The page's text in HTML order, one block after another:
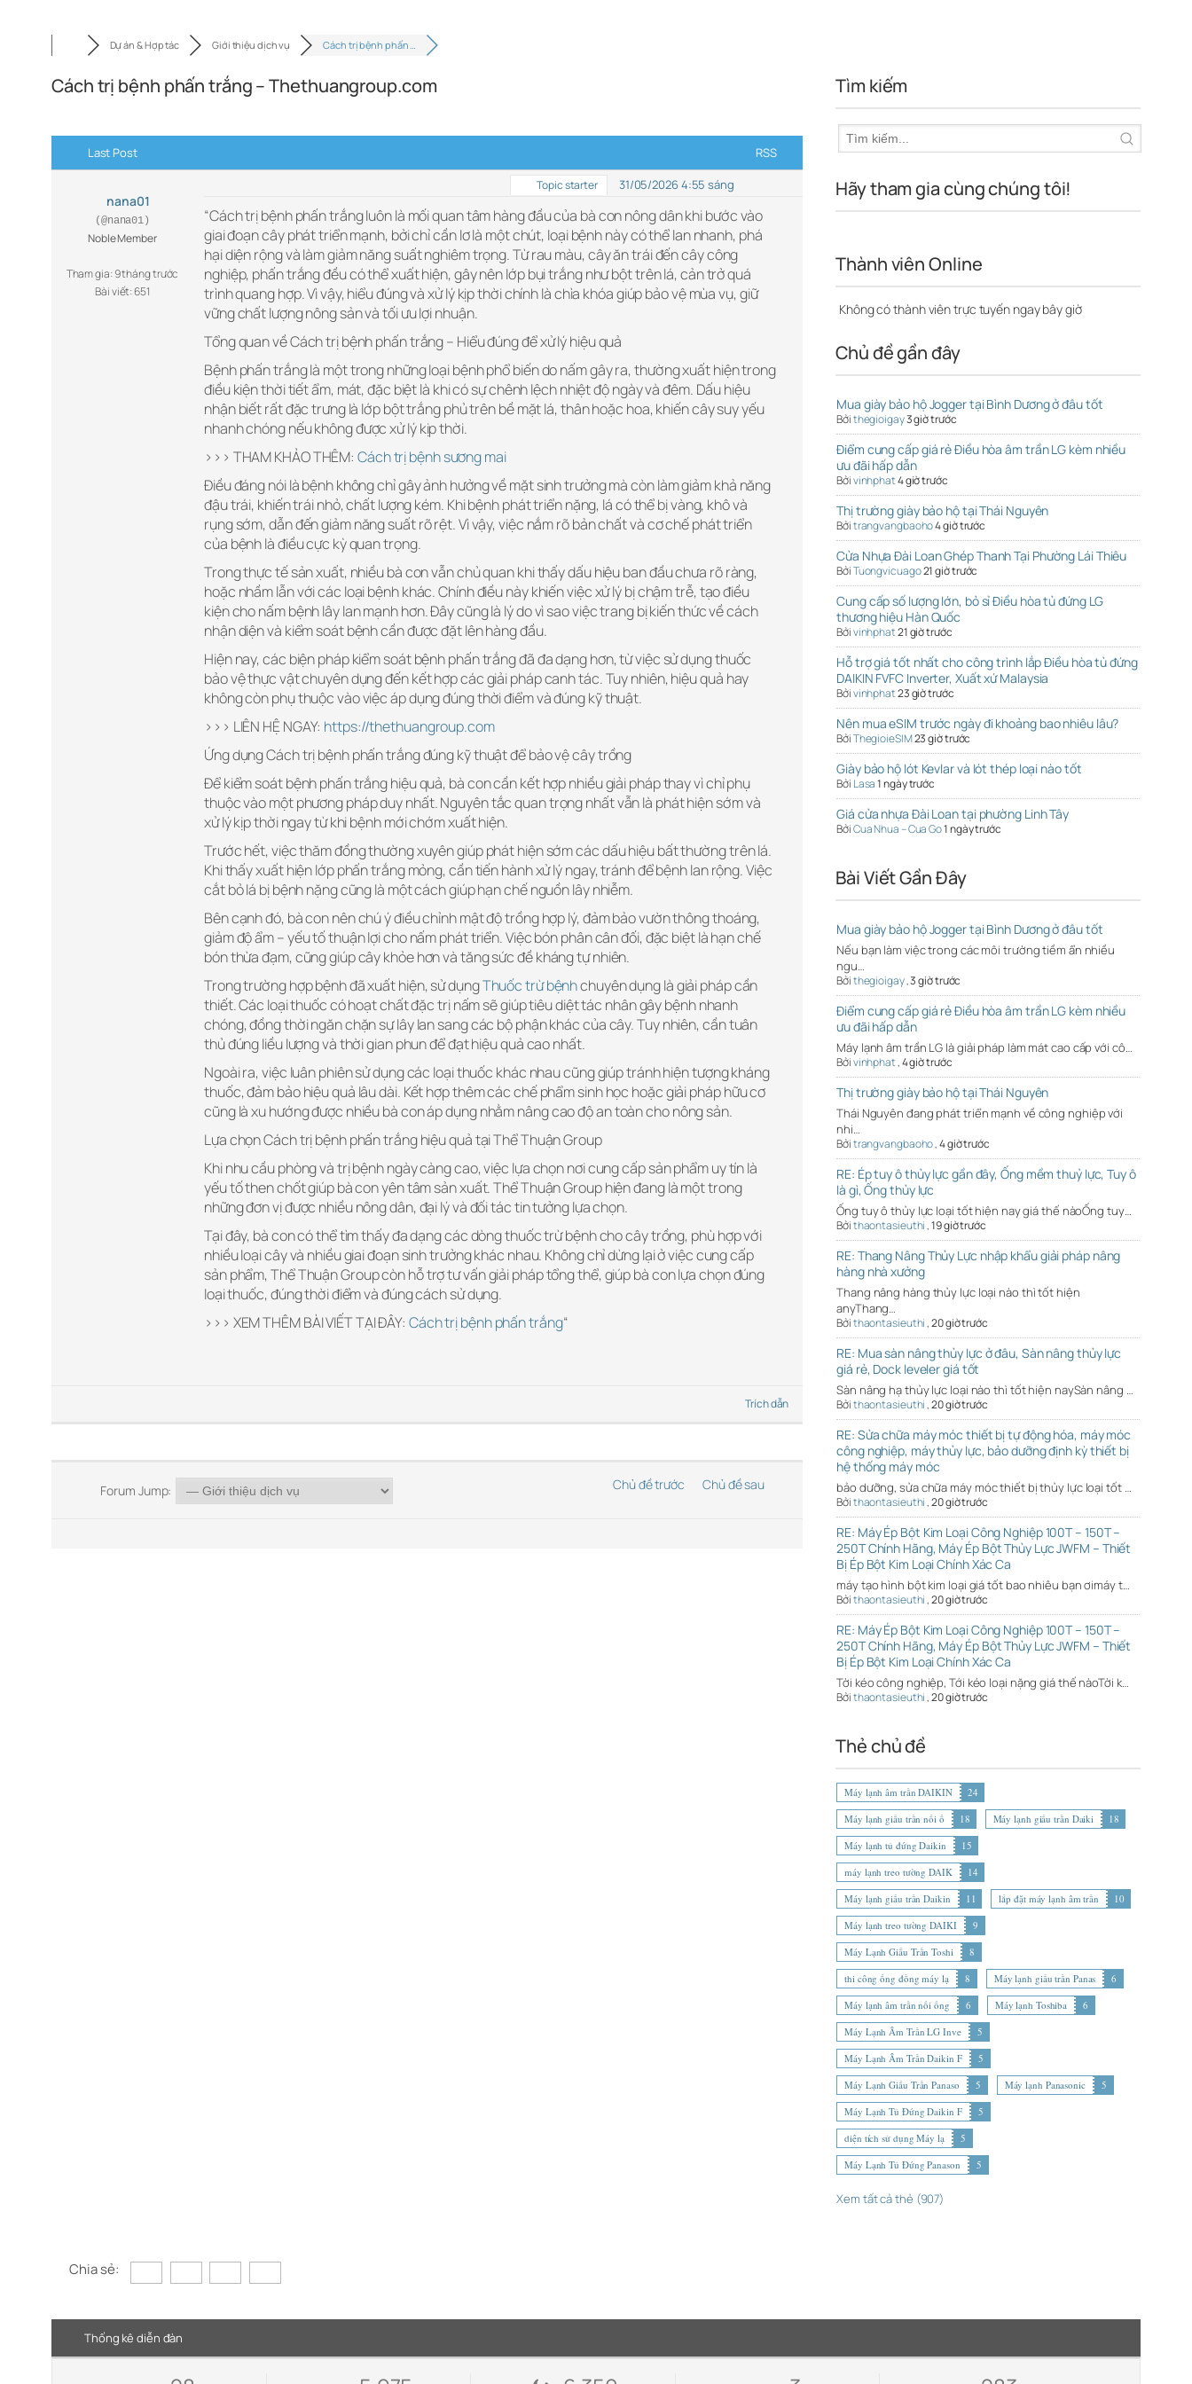
Dự án & Hợp tác Giới thiệu dịch vụ Cách trị bệnh phấn …
Cách trị bệnh phấn trắng – Thethuangroup.com
Last Post RSS
nana01
(@nana01)
Noble Member
Tham gia: 9 tháng trước
Bài viết: 651
Topic starter 31/05/2026 4:55 sáng
“Cách trị bệnh phấn trắng luôn là mối quan tâm hàng đầu của bà con nông dân khi bước vào
giai đoạn cây phát triển mạnh, bởi chỉ cần lơ là một chút, loại bệnh này có thể lan nhanh, phá
hại diện rộng và làm giảm năng suất nghiêm trọng. Từ rau màu, cây ăn trái đến cây công
nghiệp, phấn trắng đều có thể xuất hiện, gây nên lớp bụi trắng như bột trên lá, cản trở quá
trình quang hợp. Vì vậy, hiểu đúng và xử lý kịp thời chính là chìa khóa giúp bảo vệ mùa vụ, giữ
vững chất lượng nông sản và tối ưu lợi nhuận.
Tổng quan về Cách trị bệnh phấn trắng – Hiểu đúng để xử lý hiệu quả
Bệnh phấn trắng là một trong những loại bệnh phổ biến do nấm gây ra, thường xuất hiện trong
điều kiện thời tiết ẩm, mát, đặc biệt là khi có sự chênh lệch nhiệt độ ngày và đêm. Dấu hiệu
nhận biết rất đặc trưng là lớp bột trắng phủ trên bề mặt lá, thân hoặc hoa, khiến cây suy yếu
nhanh chóng nếu không được xử lý kịp thời.
>>> THAM KHẢO THÊM: Cách trị bệnh sương mai
Điều đáng nói là bệnh không chỉ gây ảnh hưởng về mặt sinh trưởng mà còn làm giảm khả năng
đậu trái, khiến trái nhỏ, chất lượng kém. Khi bệnh phát triển nặng, lá có thể bị vàng, khô và
rụng sớm, dẫn đến giảm năng suất rõ rệt. Vì vậy, việc nắm rõ bản chất và cơ chế phát triển
của bệnh là điều cực kỳ quan trọng.
Trong thực tế sản xuất, nhiều bà con vẫn chủ quan khi thấy dấu hiệu ban đầu chưa rõ ràng,
hoặc nhầm lẫn với các loại bệnh khác. Chính điều này khiến việc xử lý bị chậm trễ, tạo điều
kiện cho nấm bệnh lây lan mạnh hơn. Đây cũng là lý do vì sao việc trang bị kiến thức về cách
nhận diện và kiểm soát bệnh cần được đặt lên hàng đầu.
Hiện nay, các biện pháp kiểm soát bệnh phấn trắng đã đa dạng hơn, từ việc sử dụng thuốc
bảo vệ thực vật chuyên dụng đến kết hợp các giải pháp canh tác. Tuy nhiên, hiệu quả hay
không còn phụ thuộc vào việc áp dụng đúng thời điểm và đúng kỹ thuật.
>>> LIÊN HỆ NGAY: https://thethuangroup.com
Ứng dụng Cách trị bệnh phấn trắng đúng kỹ thuật để bảo vệ cây trồng
Để kiểm soát bệnh phấn trắng hiệu quả, bà con cần kết hợp nhiều giải pháp thay vì chỉ phụ
thuộc vào một phương pháp duy nhất. Nguyên tắc quan trọng nhất vẫn là phát hiện sớm và
xử lý kịp thời ngay từ khi bệnh mới chớm xuất hiện.
Trước hết, việc thăm đồng thường xuyên giúp phát hiện sớm các dấu hiệu bất thường trên lá.
Khi thấy xuất hiện lớp phấn trắng mỏng, cần tiến hành xử lý ngay, tránh để bệnh lan rộng. Việc
cắt bỏ lá bị bệnh nặng cũng là một cách giúp hạn chế nguồn lây nhiễm.
Bên cạnh đó, bà con nên chú ý điều chỉnh mật độ trồng hợp lý, đảm bảo vườn thông thoáng,
giảm độ ẩm – yếu tố thuận lợi cho nấm phát triển. Việc bón phân cân đối, đặc biệt là hạn chế
bón thừa đạm, cũng giúp cây khỏe hơn và tăng sức đề kháng tự nhiên.
Trong trường hợp bệnh đã xuất hiện, sử dụngThuốc trừ bệnhchuyên dụng là giải pháp cần
thiết. Các loại thuốc có hoạt chất đặc trị nấm sẽ giúp tiêu diệt tác nhân gây bệnh nhanh
chóng, đồng thời ngăn chặn sự lây lan sang các bộ phận khác của cây. Tuy nhiên, cần tuân
thủ đúng liều lượng và thời gian phun để đạt hiệu quả cao nhất.
Ngoài ra, việc luân phiên sử dụng các loại thuốc khác nhau cũng giúp tránh hiện tượng kháng
thuốc, đảm bảo hiệu quả lâu dài. Kết hợp thêm các chế phẩm sinh học hoặc giải pháp hữu cơ
cũng là xu hướng được nhiều bà con áp dụng nhằm nâng cao độ an toàn cho nông sản.
Lựa chọn Cách trị bệnh phấn trắng hiệu quả tại Thể Thuận Group
Khi nhu cầu phòng và trị bệnh ngày càng cao, việc lựa chọn nơi cung cấp sản phẩm uy tín là
yếu tố then chốt giúp bà con yên tâm sản xuất. Thể Thuận Group hiện đang là một trong
những đơn vị được nhiều nông dân, đại lý và đối tác tin tưởng lựa chọn.
Tại đây, bà con có thể tìm thấy đa dạng các dòng thuốc trừ bệnh cho cây trồng, phù hợp với
nhiều loại cây và nhiều giai đoạn sinh trưởng khác nhau. Không chỉ dừng lại ở việc cung cấp
sản phẩm, Thể Thuận Group còn hỗ trợ tư vấn giải pháp tổng thể, giúp bà con lựa chọn đúng
loại thuốc, đúng thời điểm và đúng cách sử dụng.
>>> XEM THÊM BÀI VIẾT TẠI ĐÂY: Cách trị bệnh phấn trắng“
Trích dẫn
Forum Jump: Chủ đề trước Chủ đề sau
Tìm kiếm
Hãy tham gia cùng chúng tôi!
Thành viên Online
Không có thành viên trực tuyến ngay bây giờ
Chủ đề gần đây
Mua giày bảo hộ Jogger tại Bình Dương ở đâu tốt
Bởithegioigay3 giờ trước
Điểm cung cấp giá rẻ Điều hòa âm trần LG kèm nhiều
ưu đãi hấp dẫn
Bởivinhphat4 giờ trước
Thị trường giày bảo hộ tại Thái Nguyên
Bởitrangvangbaoho4 giờ trước
Cửa Nhựa Đài Loan Ghép Thanh Tại Phường Lái Thiêu
BởiTuongvicuago21 giờ trước
Cung cấp số lượng lớn, bỏ sỉ Điều hòa tủ đứng LG
thương hiệu Hàn Quốc
Bởivinhphat21 giờ trước
Hỗ trợ giá tốt nhất cho công trình lắp Điều hòa tủ đứng
DAIKIN FVFC Inverter, Xuất xứ Malaysia
Bởivinhphat23 giờ trước
Nên mua eSIM trước ngày đi khoảng bao nhiêu lâu?
BởiThegioieSIM23 giờ trước
Giày bảo hộ lót Kevlar và lót thép loại nào tốt
Bởi Lasa1 ngày trước
Giá cửa nhựa Đài Loan tại phường Linh Tây
BởiCua Nhua – Cua Go1 ngày trước
Bài Viết Gần Đây
Mua giày bảo hộ Jogger tại Bình Dương ở đâu tốt
Nếu bạn làm việc trong các môi trường tiềm ẩn nhiều
ngu…
Bởithegioigay,3 giờ trước
Điểm cung cấp giá rẻ Điều hòa âm trần LG kèm nhiều
ưu đãi hấp dẫn
Máy lạnh âm trần LG là giải pháp làm mát cao cấp với cô…
Bởivinhphat,4 giờ trước
Thị trường giày bảo hộ tại Thái Nguyên
Thái Nguyên đang phát triển mạnh về công nghiệp với
nhi…
Bởitrangvangbaoho,4 giờ trước
RE: Ép tuy ô thủy lực gần đây, Ống mềm thuỷ lực, Tuy ô
là gì, Ống thủy lực
Ống tuy ô thủy lực loại tốt hiện nay giá thế nàoỐng tuy…
Bởithaontasieuthi,19 giờ trước
RE: Thang Nâng Thủy Lực nhập khẩu giải pháp nâng
hàng nhà xưởng
Thang nâng hàng thủy lực loại nào thì tốt hiện
anyThang…
Bởithaontasieuthi,20 giờ trước
RE: Mua sàn nâng thủy lực ở đâu, Sàn nâng thủy lực
giá rẻ, Dock leveler giá tốt
Sàn nâng hạ thủy lực loại nào thì tốt hiện naySàn nâng …
Bởithaontasieuthi,20 giờ trước
RE: Sửa chữa máy móc thiết bị tự động hóa, máy móc
công nghiệp, máy thủy lực, bảo dưỡng định kỳ thiết bị
hệ thống máy móc
bảo dưỡng, sửa chữa máy móc thiết bị thủy lực loại tốt …
Bởithaontasieuthi,20 giờ trước
RE: Máy Ép Bột Kim Loại Công Nghiệp 100T – 150T –
250T Chính Hãng, Máy Ép Bột Thủy Lực JWFM – Thiết
Bị Ép Bột Kim Loại Chính Xác Ca
máy tạo hình bột kim loại giá tốt bao nhiêu bạn ơimáy t…
Bởithaontasieuthi,20 giờ trước
RE: Máy Ép Bột Kim Loại Công Nghiệp 100T – 150T –
250T Chính Hãng, Máy Ép Bột Thủy Lực JWFM – Thiết
Bị Ép Bột Kim Loại Chính Xác Ca
Tời kéo công nghiệp, Tới kéo loại nặng giá thế nàoTời k…
Bởithaontasieuthi,20 giờ trước
Thẻ chủ đề
Máy lạnh âm trần DAIKIN
24
Máy lạnh giấu trần nối ố
18 Máy lạnh giấu trần Daiki
18
Máy lạnh tủ đứng Daikin
15
máy lạnh treo tường DAIK
14
Máy lạnh giấu trần Daikin
11 lắp đặt máy lạnh âm trần
10
Máy lạnh treo tường DAIKI
9
Máy Lạnh Giấu Trần Toshi
8
thi công ống đồng máy lạ
8 Máy lạnh giấu trần Panas
6
Máy lạnh âm trần nối ống
6 Máy lạnh Toshiba
6
Máy Lạnh Âm Trần LG Inve
5
Máy Lạnh Âm Trần Daikin F
5
Máy Lạnh Giấu Trần Panaso
5 Máy lạnh Panasonic
5
Máy Lạnh Tủ Đứng Daikin F
5
diện tích sử dụng Máy lạ
5
Máy Lạnh Tủ Đứng Panason
5
Xem tất cả thẻ (907)
Chia sẻ:
Thống kê diễn đàn